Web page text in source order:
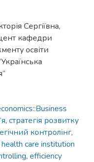
Сергіївна,
кафедри
освіти
, стратегія розвитку
контролінг,
health care institution
, efficiency